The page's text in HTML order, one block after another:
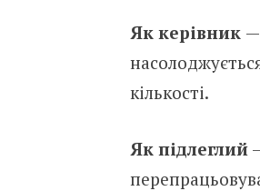
Як керівник —
кількості.
Як підлеглий